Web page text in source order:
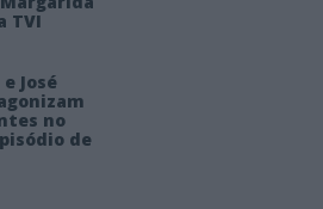
TVI
José
no
de